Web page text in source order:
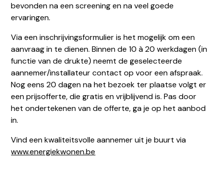
bevonden na een screening en na veel goede
ervaringen.
Via een inschrijvingsformulier is het mogelijk om een
aanvraag in te dienen. Binnen de 10 à 20 werkdagen (in
functie van de drukte) neemt de geselecteerde
aannemer/installateur contact op voor een afspraak.
Nog eens 20 dagen na het bezoek ter plaatse volgt er
een prijsofferte, die gratis en vrijblijvend is. Pas door
het ondertekenen van de offerte, ga je op het aanbod
in.
Vind een kwaliteitsvolle aannemer uit je buurt via
www.energiekwonen.be